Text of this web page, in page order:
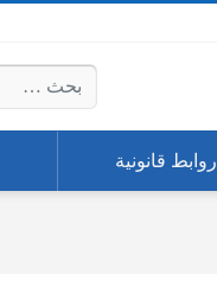
البحث عن:
روابط قانونية